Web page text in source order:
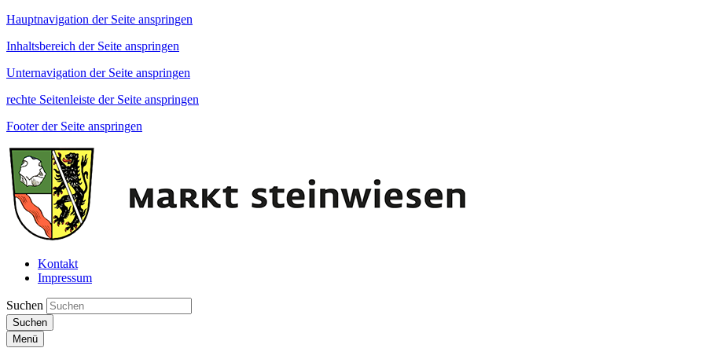
Hauptnavigation der Seite anspringen
Inhaltsbereich der Seite anspringen
Unternavigation der Seite anspringen
rechte Seitenleiste der Seite anspringen
Footer der Seite anspringen
Kontakt
Impressum
Suchen
Suchen
Menü